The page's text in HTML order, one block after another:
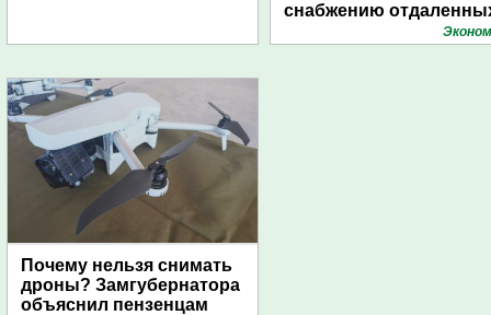
снабжению
поселений с помощью
Почему нельзя снимать
дроны? Замгубернатора
объяснил пензенцам